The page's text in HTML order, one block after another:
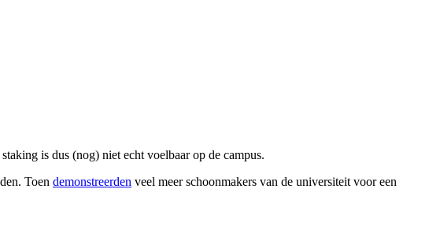
is dus (nog) niet echt voelbaar op de campus.
Toen demonstreerden veel meer schoonmakers van de universiteit voor een